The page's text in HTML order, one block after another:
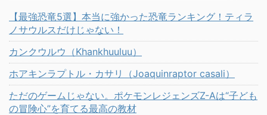
【最強恐竜5選】本当に強かった恐竜ランキング！ティラ
ノサウルスだけじゃない！
カンクウルウ（Khankhuuluu）
ホアキンラプトル・カサリ（Joaquinraptor casali）
ただのゲームじゃない。ポケモンレジェンズZ-Aは“子ども
の冒険心”を育てる最高の教材